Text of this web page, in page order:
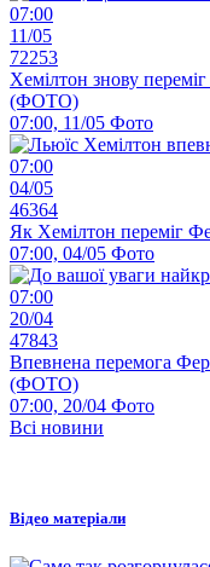
07:00
11/05
72253
Хемілтон знову
(ФОТО)
07:00, 11/05 Фото
07:00
04/05
46364
Як Хемілтон переміг
07:00, 04/05 Фото
07:00
20/04
47843
Впевнена перемога
(ФОТО)
07:00, 20/04 Фото
Всі новини
Відео матеріали